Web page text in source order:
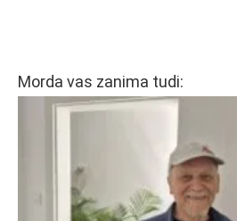
Morda vas zanima tudi: